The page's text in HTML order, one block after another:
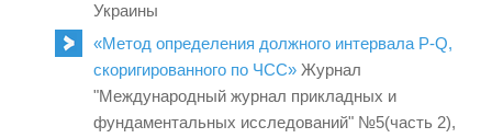
Украины
«Метод определения должного интервала P-Q,
скоригированного по ЧСС» Журнал
"Международный журнал прикладных и
фундаментальных исследований" №5(часть 2),